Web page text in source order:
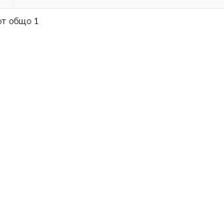
общо 1